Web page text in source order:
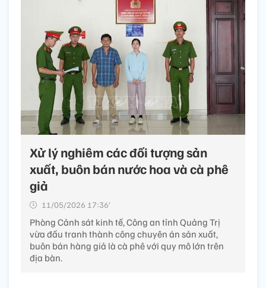
Xử lý nghiêm các đối tượng sản
xuất, buôn bán nước hoa và cà phê
giả
11/05/2026 17:36’
Phòng Cảnh sát kinh tế, Công an tỉnh Quảng Trị
vừa đấu tranh thành công chuyên án sản xuất,
buôn bán hàng giả là cà phê với quy mô lớn trên
địa bàn.